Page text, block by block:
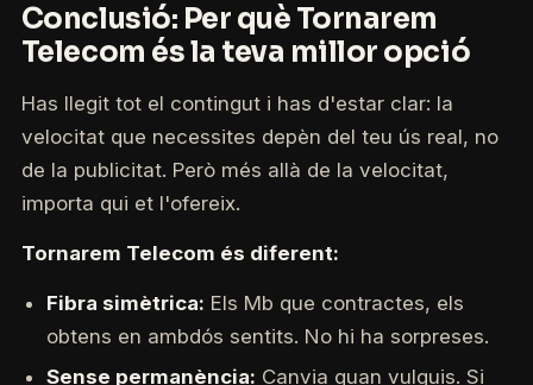
Conclusió: Per què Tornarem
Telecom és la teva millor opció
Has llegit tot el contingut i has d'estar clar: la
velocitat que necessites depèn del teu ús real, no
de la publicitat. Però més allà de la velocitat,
importa qui et l'ofereix.
Tornarem Telecom és diferent:
Fibra simètrica: Els Mb que contractes, els
obtens en ambdós sentits. No hi ha sorpreses.
Sense permanència: Canvia quan vulguis. Si